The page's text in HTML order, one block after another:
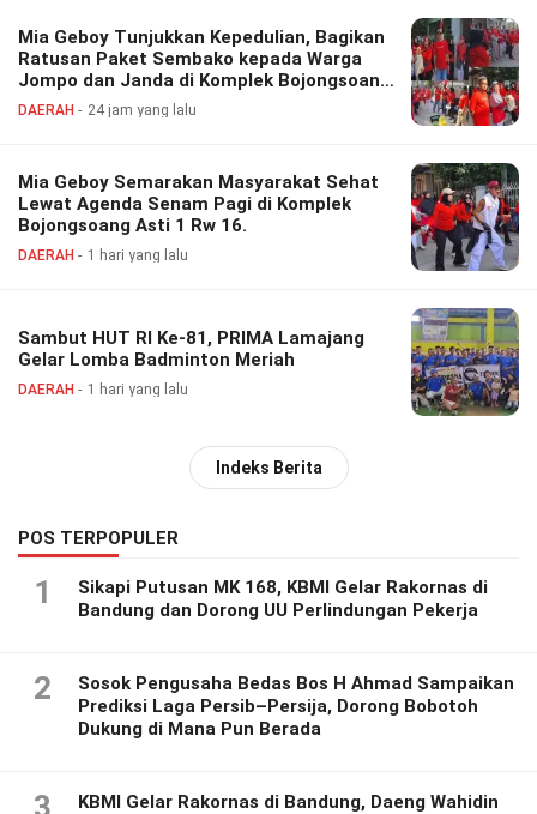
Mia Geboy Tunjukkan Kepedulian, Bagikan
Ratusan Paket Sembako kepada Warga
Jompo dan Janda di Komplek Bojongsoang
Asri 1
DAERAH 24 jam yang lalu
Mia Geboy Semarakan Masyarakat Sehat
Lewat Agenda Senam Pagi di Komplek
Bojongsoang Asti 1 Rw 16.
DAERAH 1 hari yang lalu
Sambut HUT RI Ke-81, PRIMA Lamajang
Gelar Lomba Badminton Meriah
DAERAH 1 hari yang lalu
Indeks Berita
POS TERPOPULER
1
Sikapi Putusan MK 168, KBMI Gelar Rakornas di
Bandung dan Dorong UU Perlindungan Pekerja
2
Sosok Pengusaha Bedas Bos H Ahmad Sampaikan
Prediksi Laga Persib–Persija, Dorong Bobotoh
Dukung di Mana Pun Berada
3
KBMI Gelar Rakornas di Bandung, Daeng Wahidin